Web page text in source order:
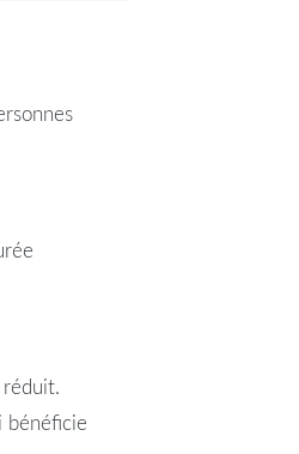
réduit.
bénéficie